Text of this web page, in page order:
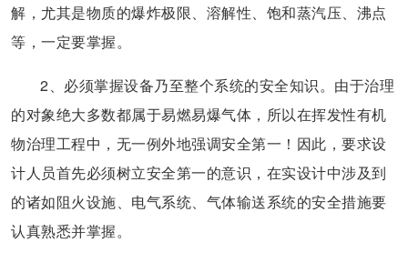
解，尤其是物质的爆炸极限、溶解性、饱和蒸汽压、沸点
等，一定要掌握。
2、必须掌握设备乃至整个系统的安全知识。由于治理
的对象绝大多数都属于易燃易爆气体，所以在挥发性有机
物治理工程中，无一例外地强调安全第一！因此，要求设
计人员首先必须树立安全第一的意识，在实设计中涉及到
的诸如阻火设施、电气系统、气体输送系统的安全措施要
认真熟悉并掌握。